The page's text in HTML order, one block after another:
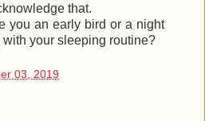
that.
you an early bird or a night
your sleeping routine?
03, 2019